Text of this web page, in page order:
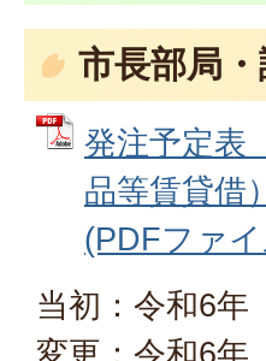
市長部局
発注予定表
品等賃貸借
(PDFファ
当初：令和6
変更：令和6年